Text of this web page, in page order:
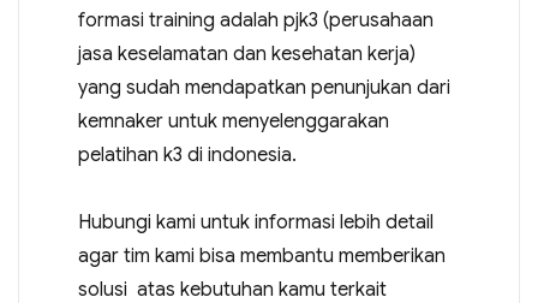
formasi training adalah pjk3 (perusahaan
jasa keselamatan dan kesehatan kerja)
yang sudah mendapatkan penunjukan dari
kemnaker untuk menyelenggarakan
pelatihan k3 di indonesia.
Hubungi kami untuk informasi lebih detail
agar tim kami bisa membantu memberikan
solusi atas kebutuhan kamu terkait